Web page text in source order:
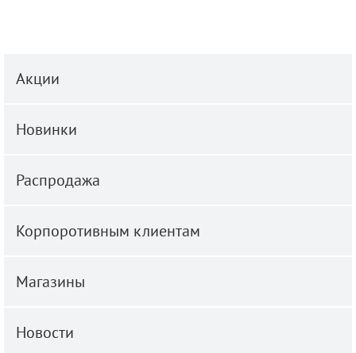
Акции
Новинки
Распродажа
Корпоротивным клиентам
Магазины
Новости